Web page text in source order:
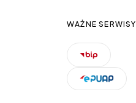
WAŻNE SERWISY